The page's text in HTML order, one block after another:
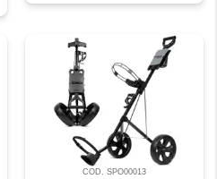
COD. SPO00013